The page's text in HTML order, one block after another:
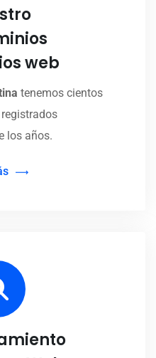
web
tenemos cientos
los años.